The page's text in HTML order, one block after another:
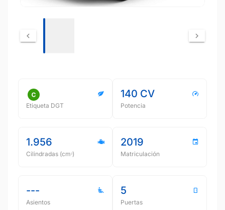
Etiqueta DGT
140 CV
Potencia
1.956
Cilindradas (cmᵌ)
2019
Matriculación
---
Asientos
5
Puertas